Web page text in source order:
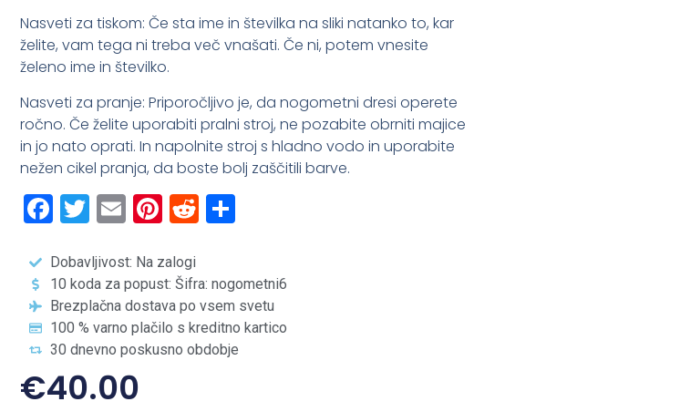
Nasveti za tiskom: Če sta ime in številka na sliki natanko to, kar
želite, vam tega ni treba več vnašati. Če ni, potem vnesite
želeno ime in številko.
Nasveti za pranje: Priporočljivo je, da nogometni dresi operete
ročno. Če želite uporabiti pralni stroj, ne pozabite obrniti majice
in jo nato oprati. In napolnite stroj s hladno vodo in uporabite
nežen cikel pranja, da boste bolj zaščitili barve.
Facebook
Twitter
EmailPinterest
Reddit
Dobavljivost: Na zalogi
10 koda za popust: Šifra: nogometni6
Brezplačna dostava po vsem svetu
100 % varno plačilo s kreditno kartico
30 dnevno poskusno obdobje
€40.00